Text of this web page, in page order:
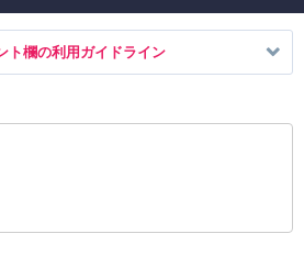
ト欄の利用ガイドライン
場合によってはコメント削除や書き込み制